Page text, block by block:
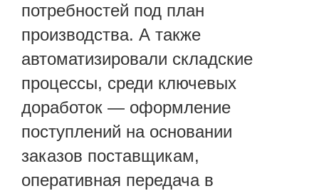
потребностей под план
производства. А также
автоматизировали складские
процессы, среди ключевых
доработок — оформление
поступлений на основании
заказов поставщикам,
оперативная передача в